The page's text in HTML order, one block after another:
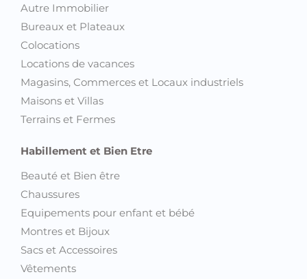
Autre Immobilier
Bureaux et Plateaux
Colocations
Locations de vacances
Magasins, Commerces et Locaux industriels
Maisons et Villas
Terrains et Fermes
Habillement et Bien Etre
Beauté et Bien être
Chaussures
Equipements pour enfant et bébé
Montres et Bijoux
Sacs et Accessoires
Vêtements